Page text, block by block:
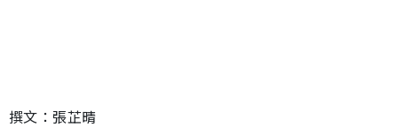
撰文：張芷晴